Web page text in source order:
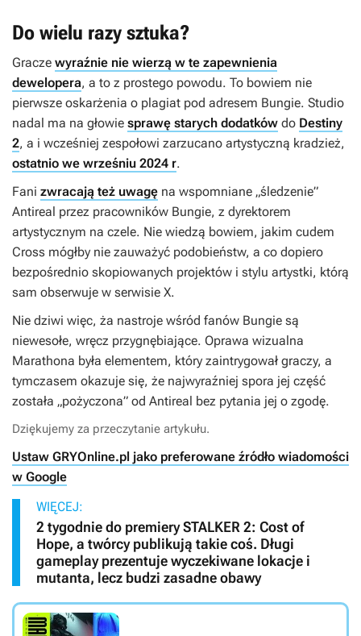
Do wielu razy sztuka?
Gracze wyraźnie nie wierzą w te zapewnienia
dewelopera, a to z prostego powodu. To bowiem nie
pierwsze oskarżenia o plagiat pod adresem Bungie. Studio
nadal ma na głowie sprawę starych dodatków do Destiny
2, a i wcześniej zespołowi zarzucano artystyczną kradzież,
ostatnio we wrześniu 2024 r.
Fani zwracają też uwagę na wspomniane „śledzenie”
Antireal przez pracowników Bungie, z dyrektorem
artystycznym na czele. Nie wiedzą bowiem, jakim cudem
Cross mógłby nie zauważyć podobieństw, a co dopiero
bezpośrednio skopiowanych projektów i stylu artystki, którą
sam obserwuje w serwisie X.
Nie dziwi więc, ża nastroje wśród fanów Bungie są
niewesołe, wręcz przygnębiające. Oprawa wizualna
Marathona była elementem, który zaintrygował graczy, a
tymczasem okazuje się, że najwyraźniej spora jej część
została „pożyczona” od Antireal bez pytania jej o zgodę.
Dziękujemy za przeczytanie artykułu.
Ustaw GRYOnline.pl jako preferowane źródło wiadomości
w Google
WIĘCEJ:
2 tygodnie do premiery STALKER 2: Cost of
Hope, a twórcy publikują takie coś. Długi
gameplay prezentuje wyczekiwane lokacje i
mutanta, lecz budzi zasadne obawy